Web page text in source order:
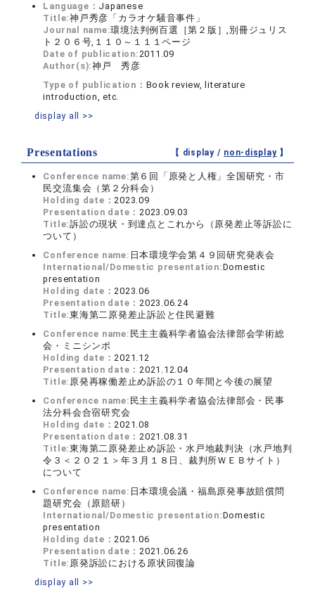
Language： Japanese
Title:神戸秀彦「カラオケ騒音事件」
Journal name:環境法判例百選［第２版］,別冊ジュリス
ト２０６号,１１０～１１１ページ
Date of publication:2011.09
Author(s):神戸 秀彦
Type of publication： Book review, literature
introduction, etc.
display all >>
Presentations 【 display / non-display】
Conference name:第６回「原発と人権」全国研究・市
民交流集会（第２分科会）
Holding date：2023.09
Presentation date：2023.09.03
Title:訴訟の現状・到達点とこれから（原発差止等訴訟に
ついて）
Conference name: 日本環境学会第４９回研究発表会
International/Domestic presentation:Domestic
presentation
Holding date：2023.06
Presentation date：2023.06.24
Title:東海第二原発差止訴訟と住民避難
Conference name: 民主主義科学者協会法律部会学術総
会・ミニシンポ
Holding date：2021.12
Presentation date：2021.12.04
Title: 原発再稼働差止め訴訟の１０年間と今後の展望
Conference name: 民主主義科学者協会法律部会・民事
法分科会合宿研究会
Holding date：2021.08
Presentation date：2021.08.31
Title:東海第二原発差止め訴訟・水戸地裁判決（水戸地判
令３＜２０２１＞年３月１８日、裁判所ＷＥＢサイト）
について
Conference name: 日本環境会議・福島原発事故賠償問
題研究会（原賠研）
International/Domestic presentation:Domestic
presentation
Holding date：2021.06
Presentation date：2021.06.26
Title: 原発訴訟における原状回復論
display all >>